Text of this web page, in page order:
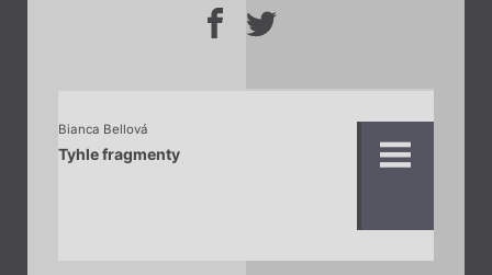
Bianca Bellová
Tyhle fragmenty